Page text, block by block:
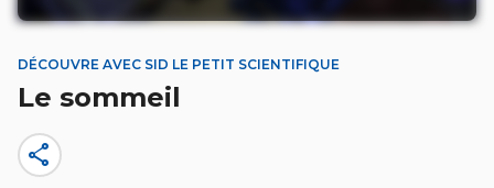
DÉCOUVRE AVEC SID LE PETIT SCIENTIFIQUE
Le sommeil
share